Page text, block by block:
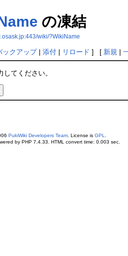
の凍結
wiki/?WikiName
ックアップ| 添付| リロード ] [ 新規 |
てください。
PukiWiki Developers Team. License is GPL.
by PHP 7.4.33. HTML convert time: 0.003 sec.